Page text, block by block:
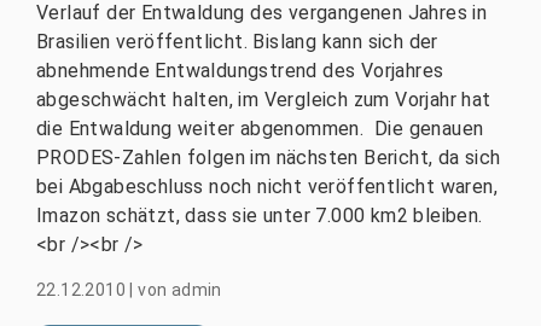
Verlauf der Entwaldung des vergangenen Jahres in
Brasilien veröffentlicht. Bislang kann sich der
abnehmende Entwaldungstrend des Vorjahres
abgeschwächt halten, im Vergleich zum Vorjahr hat
die Entwaldung weiter abgenommen. Die genauen
PRODES-Zahlen folgen im nächsten Bericht, da sich
bei Abgabeschluss noch nicht veröffentlicht waren,
Imazon schätzt, dass sie unter 7.000 km2 bleiben.
<br /><br />
22.12.2010 |von admin